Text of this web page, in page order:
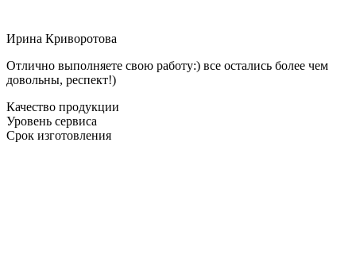
Ирина Криворотова
Отлично выполняете свою работу:) все остались более чем
довольны, респект!)
Качество продукции
Уровень сервиса
Срок изготовления